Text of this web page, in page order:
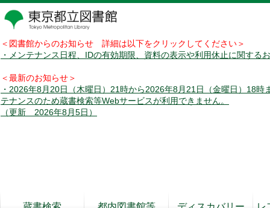
＜図書館からのお知らせ 詳細は以下をクリックしてください＞
・メンテナンス日程、IDの有効期限、資料の表示や利用休止に関する
＜最新のお知らせ＞
・2026年8月20日（木曜日）21時から2026年8月21日（金曜日）18時
テナンスのため蔵書検索等Webサービスが利用できません。
（更新 2026年8月5日）